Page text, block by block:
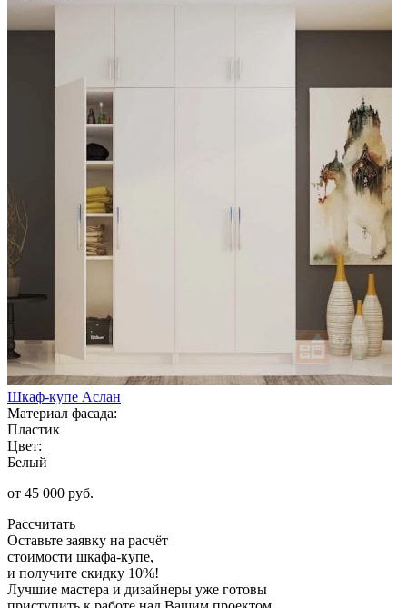
Шкаф-купе Аслан
Материал фасада:
Пластик
Цвет:
Белый
от 45 000 руб.
Рассчитать
Оставьте заявку на расчёт
стоимости шкафа-купе,
и получите скидку 10%!
Лучшие мастера и дизайнеры уже готовы